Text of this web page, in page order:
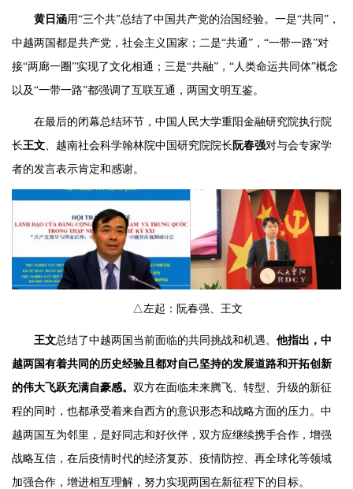
黄日涵用“三个共”总结了中国共产党的治国经验。一是“共同”，
中越两国都是共产党，社会主义国家；二是“共通”，“一带一路”对
接“两廊一圈”实现了文化相通；三是“共融”，“人类命运共同体”概念
以及“一带一路”都强调了互联互通，两国文明互鉴。
在最后的闭幕总结环节，中国人民大学重阳金融研究院执行院
长王文 、越南社会科学翰林院中国研究院院长 阮春强对与会专家学
者的发言表示肯定和感谢。
△左起：阮春强、王文
王文总结了中越两国当前面临的共同挑战和机遇。 他指出，中
越两国有着共同的历史经验且都对自己坚持的发展道路和开拓创新
的伟大飞跃充满自豪感。 双方在面临未来腾飞、转型、升级的新征
程的同时，也都承受着来自西方的意识形态和战略方面的压力。中
越两国互为邻里，是好同志和好伙伴，双方应继续携手合作，增强
战略互信，在后疫情时代的经济复苏、疫情防控、再全球化等领域
加强合作，增进相互理解，努力实现两国在新征程下的目标。